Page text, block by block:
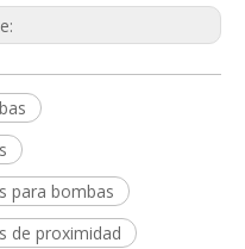
para bombas
de proximidad